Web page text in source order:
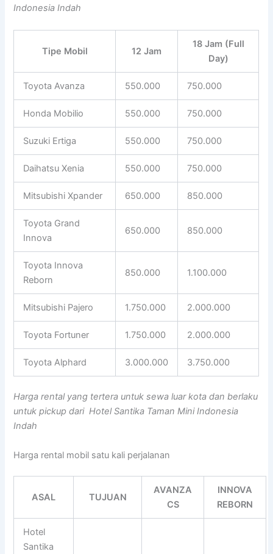
Indonesia Indah
Tipe Mobil 12 Jam
18 Jam (Full
Day)
Toyota Avanza 550.000 750.000
Honda Mobilio 550.000 750.000
Suzuki Ertiga 550.000 750.000
Daihatsu Xenia 550.000 750.000
Mitsubishi Xpander 650.000 850.000
Toyota Grand
Innova
650.000 850.000
Toyota Innova
Reborn
850.000 1.100.000
Mitsubishi Pajero 1.750.000 2.000.000
Toyota Fortuner 1.750.000 2.000.000
Toyota Alphard 3.000.000 3.750.000
Harga rental yang tertera untuk sewa luar kota dan berlaku
untuk pickup dari Hotel Santika Taman Mini Indonesia
Indah
Harga rental mobil satu kali perjalanan
ASAL TUJUAN
AVANZA
CS
INNOVA
REBORN
Hotel
Santika